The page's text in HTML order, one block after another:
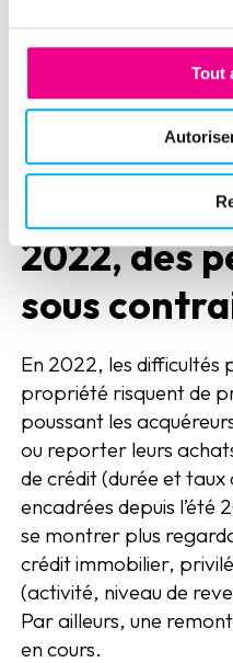
Tout
marché, avec en
nouveaux
autorisations ainsi que
chantier, tout ceci
le marché locatif tant
professionnel.
2022, des
sous
En 2022, les difficultés
propriété risquent de
poussant les
ou reporter leurs
de crédit (durée et taux
encadrées depuis l’été
se montrer plus
crédit immobilier,
(activité, niveau de
Par ailleurs, une
en cours.